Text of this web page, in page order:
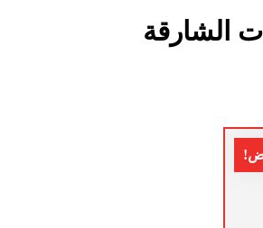
الشارقة